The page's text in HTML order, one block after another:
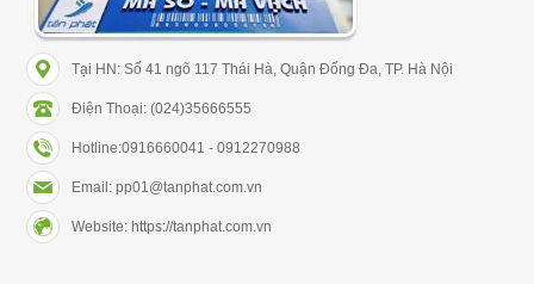
Tại HN: Số 41 ngõ 117 Thái Hà, Quận Đống Đa, TP. Hà Nội
Điện Thoại: (024)35666555
Hotline:0916660041 - 0912270988
Email: pp01@tanphat.com.vn
Website: https://tanphat.com.vn